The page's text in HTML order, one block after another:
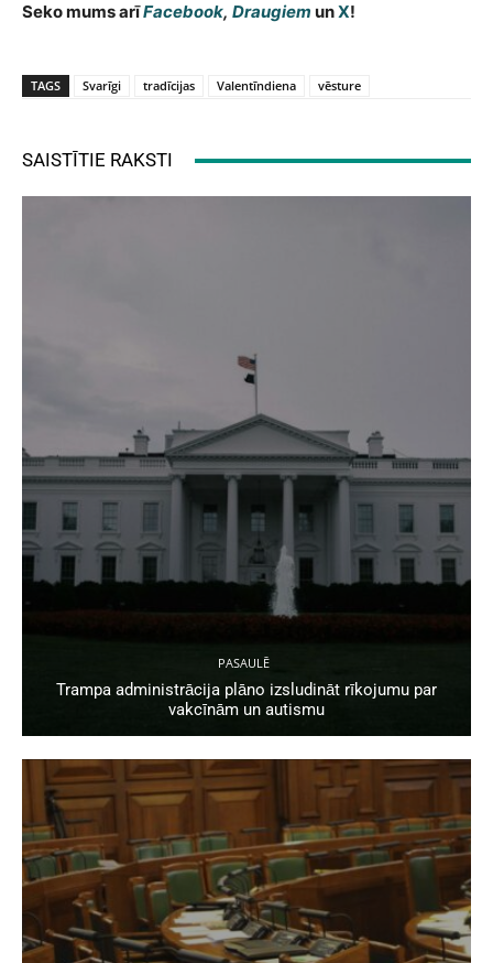
Seko mums arīFacebook, Draugiem unX!
TAGS Svarīgi tradīcijas Valentīndiena vēsture
SAISTĪTIE RAKSTI
PASAULĒ
Trampa administrācija plāno izsludināt rīkojumu par
vakcīnām un autismu